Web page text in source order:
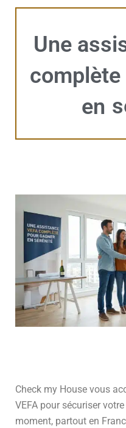
Une
complète
en
Check my House vous
VEFA pour sécuriser
moment, partout en